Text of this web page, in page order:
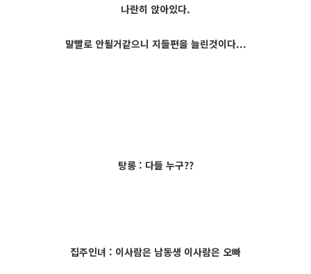
나란히 앉아있다.
말빨로 안될거같으니 지들편을 늘린것이다...
탕롱 : 다들 누구??
집주인녀 : 이사람은 남동생 이사람은 오빠